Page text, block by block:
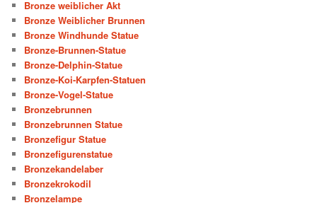
Bronze weiblicher Akt
Bronze Weiblicher Brunnen
Bronze Windhunde Statue
Bronze-Brunnen-Statue
Bronze-Delphin-Statue
Bronze-Koi-Karpfen-Statuen
Bronze-Vogel-Statue
Bronzebrunnen
Bronzebrunnen Statue
Bronzefigur Statue
Bronzefigurenstatue
Bronzekandelaber
Bronzekrokodil
Bronzelampe